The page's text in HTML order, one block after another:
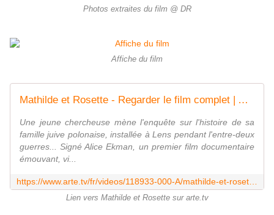
Photos extraites du film @ DR
Affiche du film
Mathilde et Rosette - Regarder le film complet | ARTE
Une jeune chercheuse mène l'enquête sur l'histoire de sa
famille juive polonaise, installée à Lens pendant l'entre-deux
guerres... Signé Alice Ekman, un premier film documentaire
émouvant, vi...
Lien vers Mathilde et Rosette sur arte.tv